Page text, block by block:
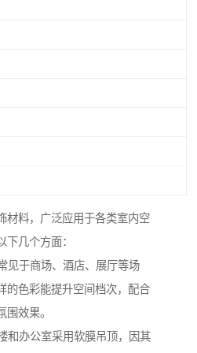
材料，广泛应用于各类室内空
几个方面：
见于商场、酒店、展厅等场
的色彩能提升空间档次，配合
效果。
和办公室采用软膜吊顶，因其